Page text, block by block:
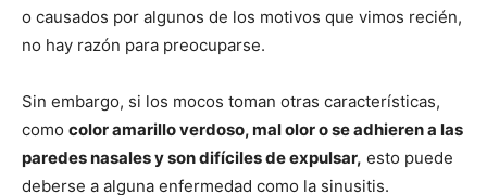
o causados por algunos de los motivos que vimos recién,
no hay razón para preocuparse.
Sin embargo, si los mocos toman otras características,
como color amarillo verdoso, mal olor o se adhieren a las
paredes nasales y son difíciles de expulsar, esto puede
deberse a alguna enfermedad como la sinusitis.